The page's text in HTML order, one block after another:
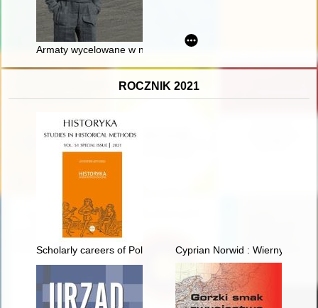
Armaty wycelowane w niebo : przeciwlotnicza epopeja
ROCZNIK 2021
Scholarly careers of Polish women historians in the era of the
Cyprian Norwid : Wierny-